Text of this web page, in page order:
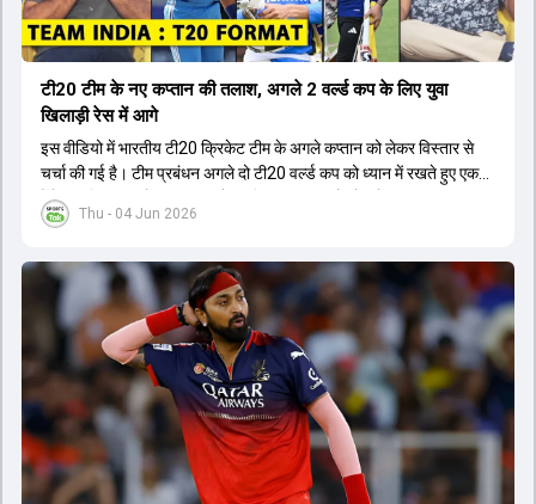
Thu - 04 Jun 2026
टी20 टीम के नए कप्तान की तलाश, अगले 2 वर्ल्ड कप के लिए युवा
खिलाड़ी रेस में आगे
इस वीडियो में भारतीय टी20 क्रिकेट टीम के अगले कप्तान को लेकर विस्तार से
चर्चा की गई है। टीम प्रबंधन अगले दो टी20 वर्ल्ड कप को ध्यान में रखते हुए एक
ऐसे युवा खिलाड़ी को कप्तान बनाने पर विचार कर रहा है जो लंबे समय तक टीम का
नेतृत्व कर सके। चर्चा में बताया गया है कि टी20 टीम को टेस्ट और वनडे टीम से
घरेलू क्रिकेट में कप्तानी का अनुभव है, जबकि कुछ ऐसे भी हैं जिनके पास अनुभव
नहीं है लेकिन उम्र उनके पक्ष में है। दूसरी ओर, कई दिग्गज और अनुभवी खिलाड़ी
इस कप्तानी की दौड़ से बाहर बताए जा रहे हैं। विकेटकीपर की भूमिका को लेकर भी
स्पष्टता दी गई है कि टी20 में ओपनिंग करने वाले विकेटकीपर को ही प्राथमिकता दी
जाएगी। टीम का मुख्य लक्ष्य एक ऐसा कप्तान चुनना है जो अगले चार से आठ साल
तक टीम की कमान संभाल सके।